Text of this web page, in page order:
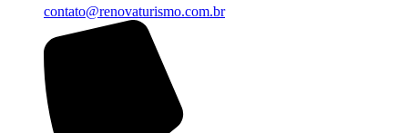
contato@renovaturismo.com.br